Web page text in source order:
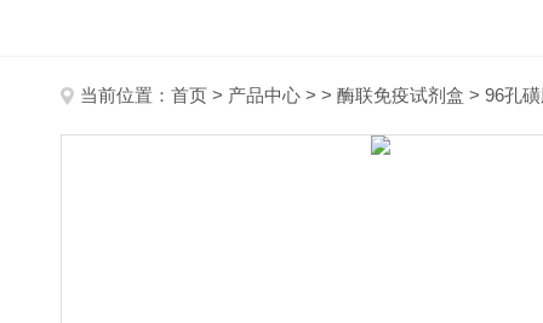
当前位置： 首页 > 产品中心 > > 酶联免疫试剂盒 > 96孔